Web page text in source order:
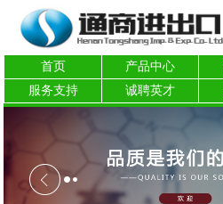
首页 产品中心
服务支持
诚聘英才